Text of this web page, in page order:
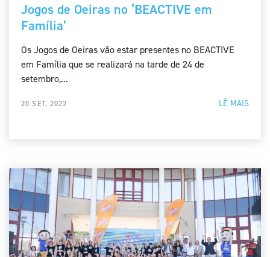
Jogos de Oeiras no ‘BEACTIVE em
Família’
Os Jogos de Oeiras vão estar presentes no BEACTIVE
em Família que se realizará na tarde de 24 de
setembro,...
LÊ MAIS
20 SET, 2022